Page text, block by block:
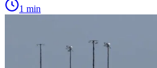
1 min